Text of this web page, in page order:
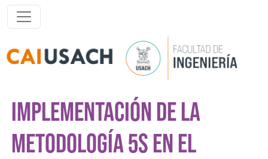
Pasar al contenido principal
IMPLEMENTACIÓN DE LA
METODOLOGÍA 5S EN EL